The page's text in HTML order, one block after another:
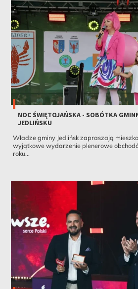
NOC ŚWIĘTOJAŃSKA - SOBÓTKA
JEDLIŃSKU
Władze gminy Jedlińsk zapraszają
wyjątkowe wydarzenie plenerowe
roku...